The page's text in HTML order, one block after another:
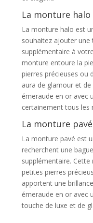
La monture halo
La monture halo est
souhaitez ajouter une
supplémentaire à
monture entoure la
pierres précieuses ou
aura de glamour et
émeraude en or avec
certainement tous les
La monture pavé
La monture pavé est
recherchent une
supplémentaire.
petites pierres
apportent une
émeraude en or avec
touche de luxe et de